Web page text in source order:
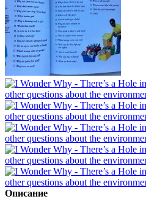
Описание